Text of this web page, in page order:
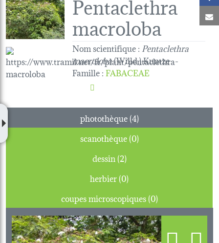
macroloba
Nom scientifique : Pentaclethra
macroloba(Willd.) Kuntze
Famille:FABACEAE
photothèque (4)
scanothèque (0)
dessin (2)
herbier (0)
coupes microscopiques (0)